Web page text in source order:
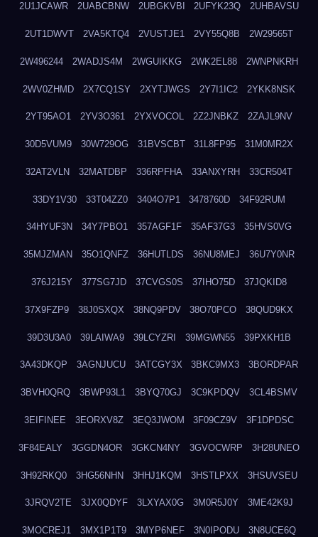
2U1JCAWR 2UABCBNW 2UBGKVBI 2UFYK23Q 2UHBAVSU
2UT1DWVT 2VA5KTQ4 2VUSTJE1 2VY55Q8B 2W29565T
2W496244 2WADJS4M 2WGUIKKG 2WK2EL88 2WNPNKRH
2WV0ZHMD 2X7CQ1SY 2XYTJWGS 2Y7I1IC2 2YKK8NSK
2YT95AO1 2YV3O361 2YXVOCOL 2Z2JNBKZ 2ZAJL9NV
30D5VUM9 30W729OG 31BVSCBT 31L8FP95 31M0MR2X
32AT2VLN 32MATDBP 336RPFHA 33ANXYRH 33CR504T
33DY1V30 33T04ZZ0 3404O7P1 3478760D 34F92RUM
34HYUF3N 34Y7PBO1 357AGF1F 35AF37G3 35HVS0VG
35MJZMAN 35O1QNFZ 36HUTLDS 36NU8MEJ 36U7Y0NR
376J215Y 377SG7JD 37CVGS0S 37IHO75D 37JQKID8
37X9FZP9 38J0SXQX 38NQ9PDV 38O70PCO 38QUD9KX
39D3U3A0 39LAIWA9 39LCYZRI 39MGWN55 39PXKH1B
3A43DKQP 3AGNJUCU 3ATCGY3X 3BKC9MX3 3BORDPAR
3BVH0QRQ 3BWP93L1 3BYQ70GJ 3C9KPDQV 3CL4BSMV
3EIFINEE 3EORXV8Z 3EQ3JWOM 3F09CZ9V 3F1DPDSC
3F84EALY 3GGDN4OR 3GKCN4NY 3GVOCWRP 3H28UNEO
3H92RKQ0 3HG56NHN 3HHJ1KQM 3HSTLPXX 3HSUVSEU
3JRQV2TE 3JX0QDYF 3LXYAX0G 3M0R5J0Y 3ME42K9J
3MOCREJ1 3MX1P1T9 3MYP6NEF 3N0IPODU 3N8UCE6Q